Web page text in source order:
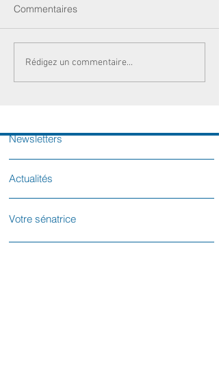
Commentaires
Rédigez un commentaire...
Newsletters
Actualités
Votre sénatrice